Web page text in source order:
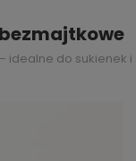
do sukienek